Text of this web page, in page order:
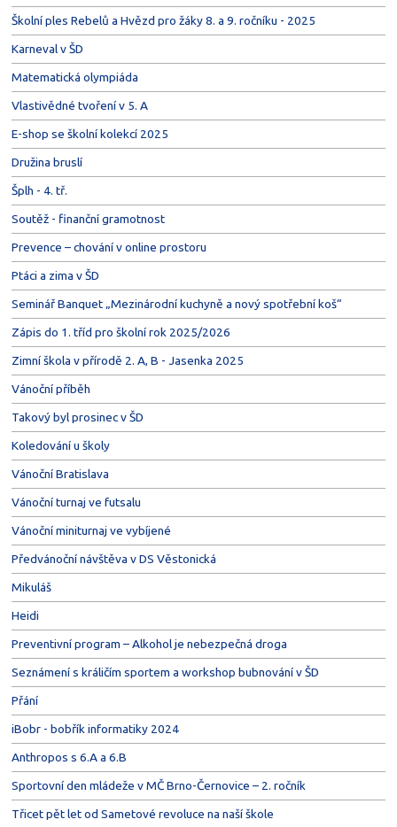
Školní ples Rebelů a Hvězd pro žáky 8. a 9. ročníku - 2025
Karneval v ŠD
Matematická olympiáda
Vlastivědné tvoření v 5. A
E-shop se školní kolekcí 2025
Družina bruslí
Šplh - 4. tř.
Soutěž - finanční gramotnost
Prevence – chování v online prostoru
Ptáci a zima v ŠD
Seminář Banquet „Mezinárodní kuchyně a nový spotřební koš“
Zápis do 1. tříd pro školní rok 2025/2026
Zimní škola v přírodě 2. A, B - Jasenka 2025
Vánoční příběh
Takový byl prosinec v ŠD
Koledování u školy
Vánoční Bratislava
Vánoční turnaj ve futsalu
Vánoční miniturnaj ve vybíjené
Předvánoční návštěva v DS Věstonická
Mikuláš
Heidi
Preventivní program – Alkohol je nebezpečná droga
Seznámení s králičím sportem a workshop bubnování v ŠD
Přání
iBobr - bobřík informatiky 2024
Anthropos s 6.A a 6.B
Sportovní den mládeže v MČ Brno-Černovice – 2. ročník
Třicet pět let od Sametové revoluce na naší škole